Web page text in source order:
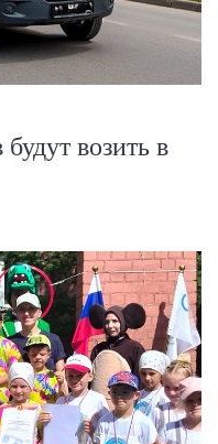
возить в